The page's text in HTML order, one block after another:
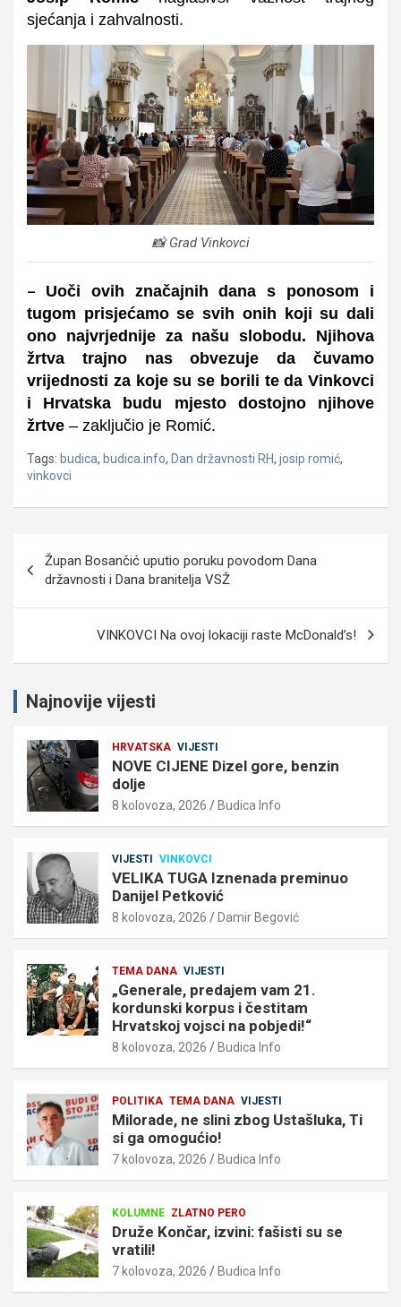
sjećanja i zahvalnosti.
📸 Grad Vinkovci
– Uoči ovih značajnih dana s ponosom i
tugom prisjećamo se svih onih koji su dali
ono najvrjednije za našu slobodu. Njihova
žrtva trajno nas obvezuje da čuvamo
vrijednosti za koje su se borili te da Vinkovci
i Hrvatska budu mjesto dostojno njihove
žrtve – zaključio je Romić.
Tags: budica, budica.info, Dan državnosti RH, josip romić,
vinkovci
Navigacija
objava
Župan Bosančić uputio poruku povodom Dana
državnosti i Dana branitelja VSŽ
VINKOVCI Na ovoj lokaciji raste McDonald’s!
Najnovije vijesti
HRVATSKA VIJESTI
NOVE CIJENE Dizel gore, benzin
dolje
8 kolovoza, 2026 Budica Info
VIJESTI VINKOVCI
VELIKA TUGA Iznenada preminuo
Danijel Petković
8 kolovoza, 2026 Damir Begović
TEMA DANA VIJESTI
„Generale, predajem vam 21.
kordunski korpus i čestitam
Hrvatskoj vojsci na pobjedi!“
8 kolovoza, 2026 Budica Info
POLITIKA TEMA DANA VIJESTI
Milorade, ne slini zbog Ustašluka, Ti
si ga omogućio!
7 kolovoza, 2026 Budica Info
KOLUMNE ZLATNO PERO
Druže Končar, izvini: fašisti su se
vratili!
7 kolovoza, 2026 Budica Info